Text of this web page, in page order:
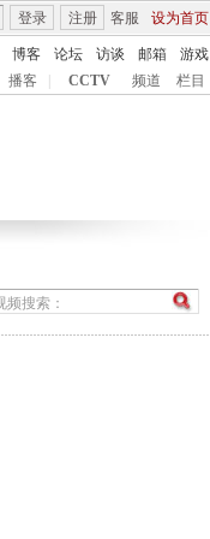
客服 设为首页
登录 注册
博客 论坛 访谈 邮箱
游戏
播客 CCTV 频道 栏目